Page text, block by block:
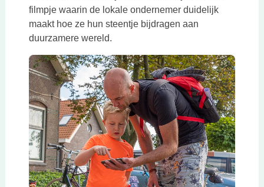
filmpje waarin de lokale ondernemer duidelijk
maakt hoe ze hun steentje bijdragen aan
duurzamere wereld.